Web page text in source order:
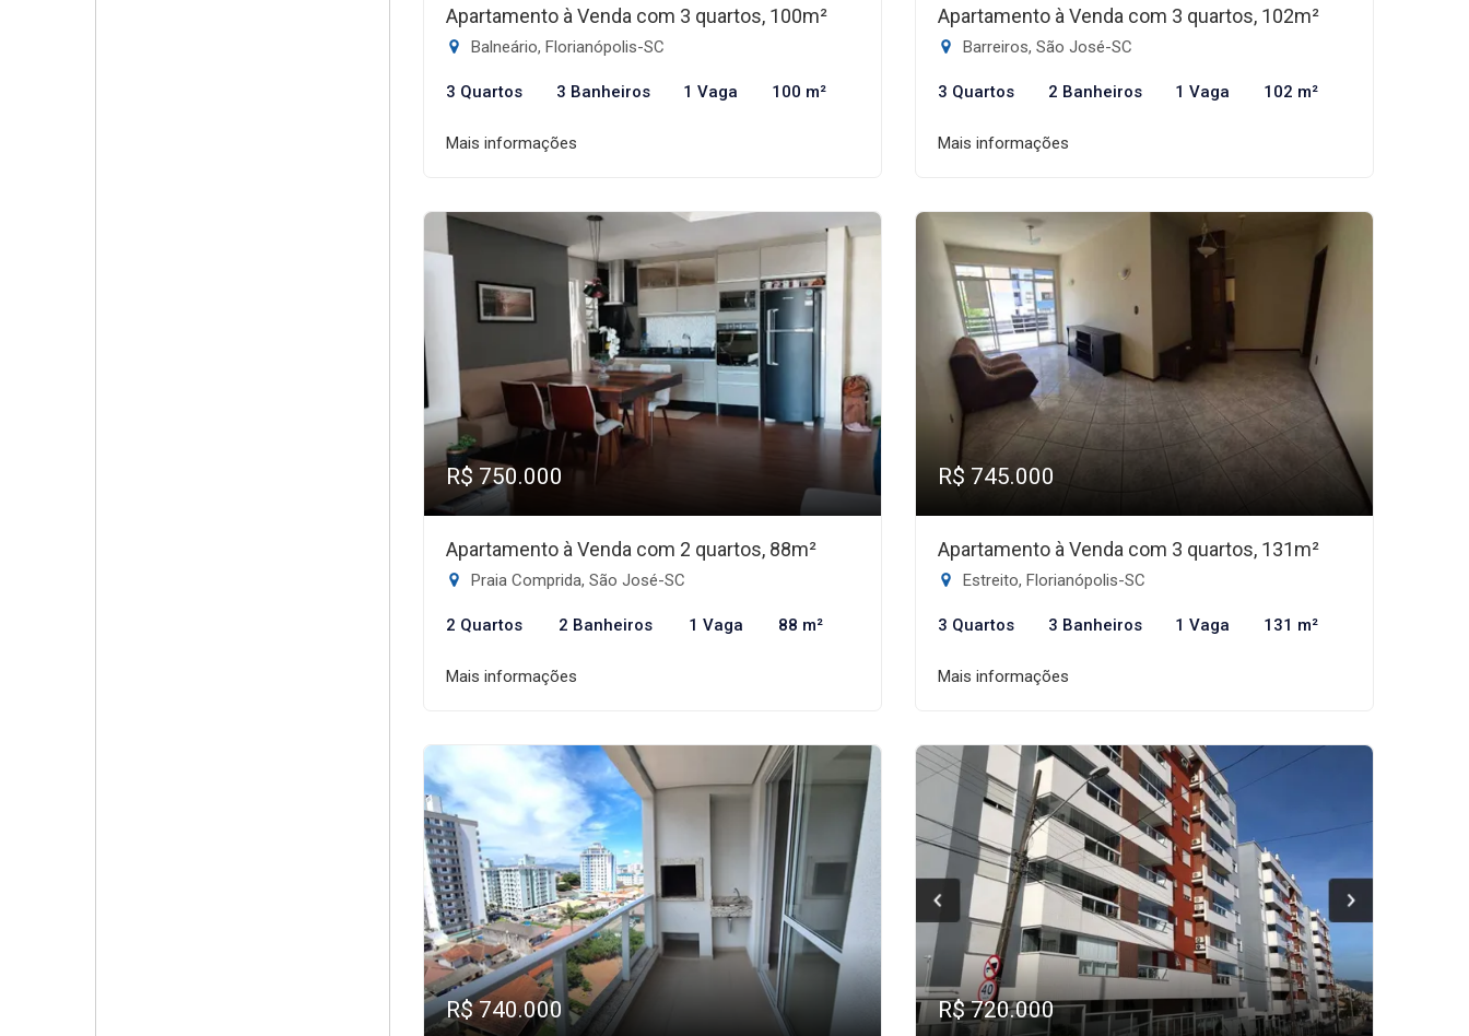
Apartamento à Venda com 3 quartos, 100m²
Balneário, Florianópolis-SC
3 Quartos 3 Banheiros 1 Vaga 100 m²
Mais informações
Apartamento à Venda com 3 quartos, 102m²
Barreiros, São José-SC
3 Quartos 2 Banheiros 1 Vaga 102 m²
Mais informações
R$ 750.000
Apartamento à Venda com 2 quartos, 88m²
Praia Comprida, São José-SC
2 Quartos 2 Banheiros 1 Vaga 88 m²
Mais informações
R$ 745.000
Apartamento à Venda com 3 quartos, 131m²
Estreito, Florianópolis-SC
3 Quartos 3 Banheiros 1 Vaga 131 m²
Mais informações
R$ 740.000 R$ 720.000